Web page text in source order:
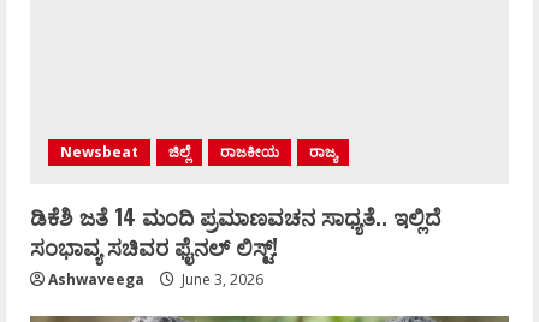
Newsbeat ಜಿಲ್ಲೆ ರಾಜಕೀಯ ರಾಜ್ಯ
ಡಿಕೆಶಿ ಜತೆ 14 ಮಂದಿ ಪ್ರಮಾಣವಚನ ಸಾಧ್ಯತೆ.. ಇಲ್ಲಿದೆ
ಸಂಭಾವ್ಯ ಸಚಿವರ ಫೈನಲ್ ಲಿಸ್ಟ್‌!
Ashwaveega June 3, 2026